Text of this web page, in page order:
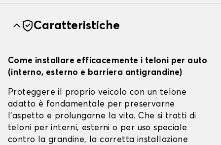
Caratteristiche
Come installare efficacemente i teloni per auto
(interno, esterno e barriera antigrandine)
Proteggere il proprio veicolo con un telone
adatto è fondamentale per preservarne
l'aspetto e prolungarne la vita. Che si tratti di
teloni per interni, esterni o per uso speciale
contro la grandine, la corretta installazione